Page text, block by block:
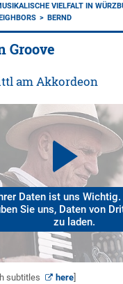
VIELFALT IN
BERND
Groove
am Akkordeon
Daten ist uns
Sie uns, Daten von
zu laden.
subtitles here